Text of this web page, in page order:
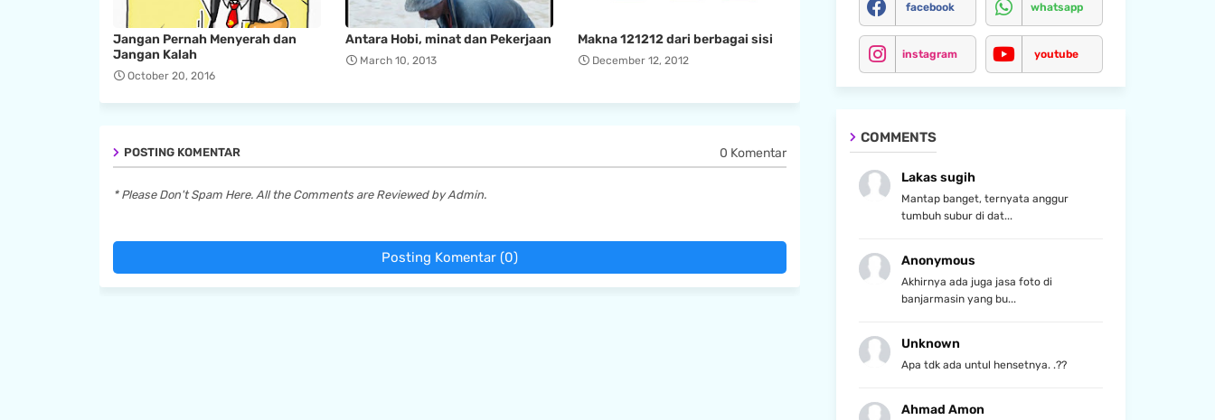
Jangan Pernah Menyerah dan
Jangan Kalah
October 20, 2016
Antara Hobi, minat dan Pekerjaan
March 10, 2013
Makna 121212 dari berbagai sisi
December 12, 2012
POSTING KOMENTAR 0 Komentar
* Please Don't Spam Here. All the Comments are Reviewed by Admin.
Posting Komentar (0)
facebook whatsapp
instagram youtube
COMMENTS
Lakas sugih
Mantap banget, ternyata anggur
tumbuh subur di dat...
Anonymous
Akhirnya ada juga jasa foto di
banjarmasin yang bu...
Unknown
Apa tdk ada untul hensetnya. .??
Ahmad Amon